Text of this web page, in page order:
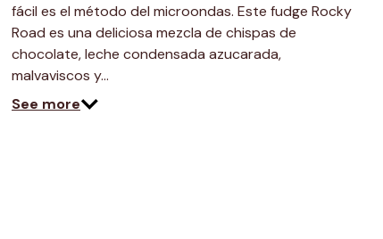
fácil es el método del microondas. Este fudge Rocky
Road es una deliciosa mezcla de chispas de
chocolate, leche condensada azucarada,
malvaviscos y…
See more